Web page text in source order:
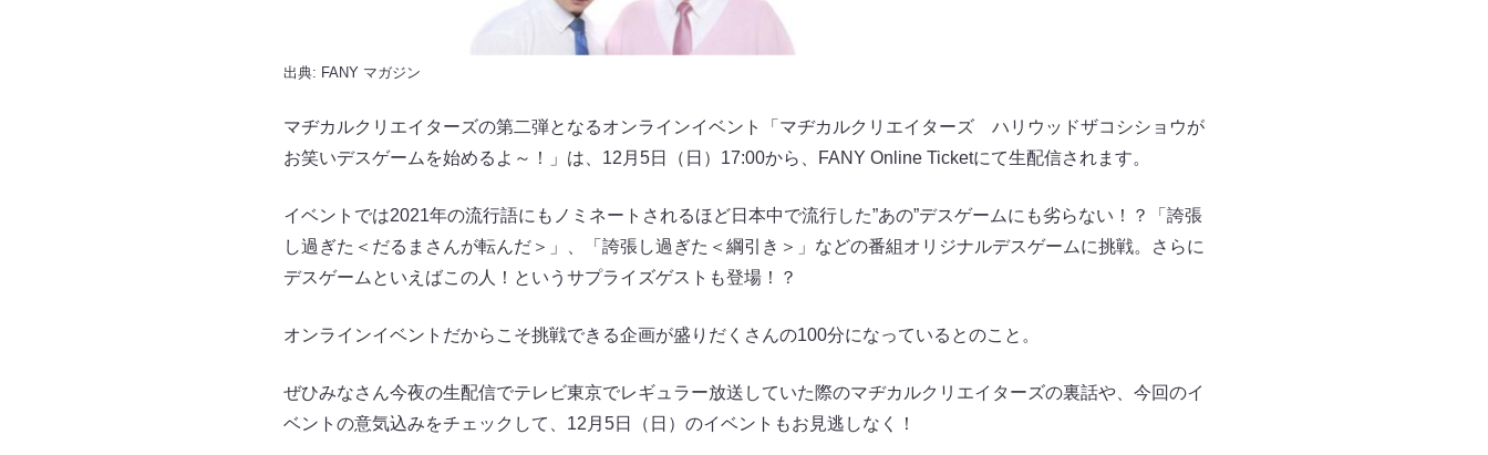
出典: FANY マガジン
マヂカルクリエイターズの第二弾となるオンラインイベント「マヂカルクリエイターズ ハリウッドザコシショウが
お笑いデスゲームを始めるよ～！」は、12月5日（日）17:00から、FANY Online Ticketにて生配信されます。
イベントでは2021年の流行語にもノミネートされるほど日本中で流行した”あの”デスゲームにも劣らない！？「誇張
し過ぎた＜だるまさんが転んだ＞」、「誇張し過ぎた＜綱引き＞」などの番組オリジナルデスゲームに挑戦。さらに
デスゲームといえばこの人！というサプライズゲストも登場！？
オンラインイベントだからこそ挑戦できる企画が盛りだくさんの100分になっているとのこと。
ぜひみなさん今夜の生配信でテレビ東京でレギュラー放送していた際のマヂカルクリエイターズの裏話や、今回のイ
ベントの意気込みをチェックして、12月5日（日）のイベントもお見逃しなく！